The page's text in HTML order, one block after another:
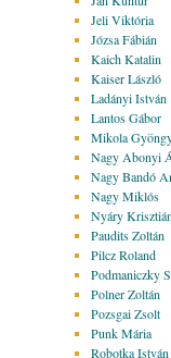
Jeli Viktória
Józsa Fábián
Kaich Katalin
Kaiser László
Ladányi István
Lantos Gábor
Mikola
Nagy Abonyi
Nagy Bandó
Nagy Miklós
Nyáry Krisztián
Paudits Zoltán
Pilcz Roland
Podmaniczky
Polner Zoltán
Pozsgai Zsolt
Punk Mária
Robotka István